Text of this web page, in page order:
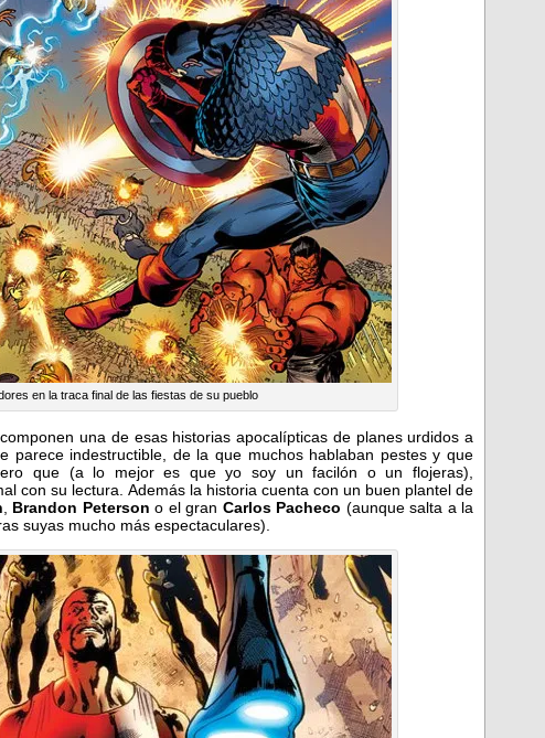
en la traca final de las fiestas de su pueblo
una de esas historias apocalípticas de planes urdidos a
parece indestructible, de la que muchos hablaban pestes y que
que (a lo mejor es que yo soy un facilón o un flojeras),
con su lectura. Además la historia cuenta con un buen plantel de
Brandon Peterson o el gran Carlos Pacheco (aunque salta a la
suyas mucho más espectaculares).